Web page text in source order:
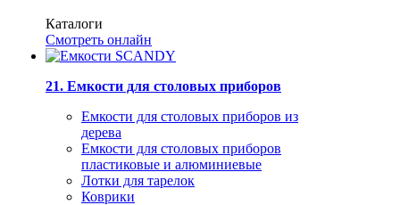
Каталоги
Смотреть онлайн
21. Емкости для столовых приборов
Емкости для столовых приборов из
дерева
Емкости для столовых приборов
пластиковые и алюминиевые
Лотки для тарелок
Коврики